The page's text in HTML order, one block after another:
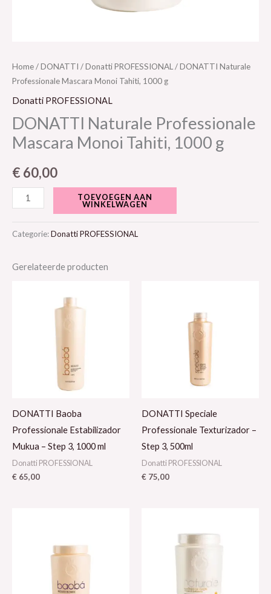
Home/DONATTI /Donatti PROFESSIONAL / DONATTI Naturale
Professionale Mascara Monoi Tahiti, 1000 g
Donatti PROFESSIONAL
DONATTI Naturale Professionale
Mascara Monoi Tahiti, 1000 g
€ 60,00
TOEVOEGEN AAN
WINKELWAGEN
Categorie:Donatti PROFESSIONAL
Gerelateerde producten
DONATTI Baoba
Professionale Estabilizador
Mukua – Step 3, 1000 ml
Donatti PROFESSIONAL
€ 65,00
DONATTI Speciale
Professionale Texturizador –
Step 3, 500ml
Donatti PROFESSIONAL
€ 75,00